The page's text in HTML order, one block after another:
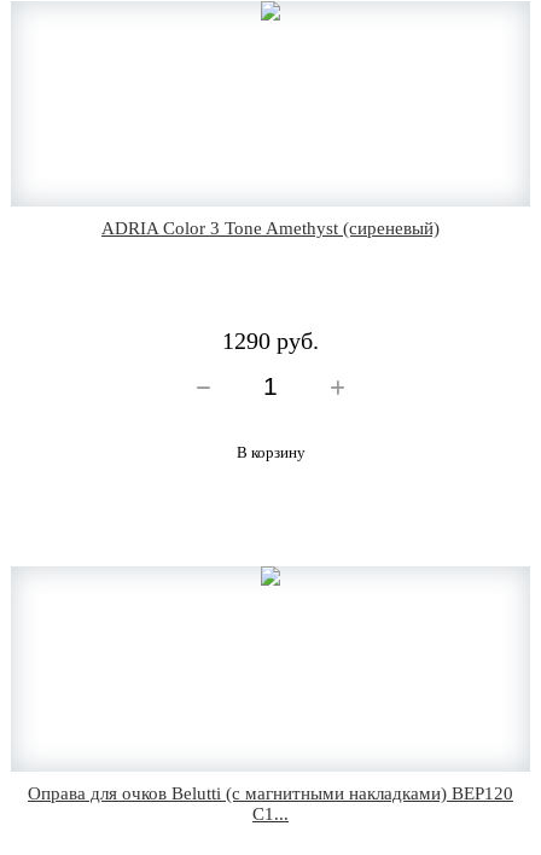
ADRIA Color 3 Tone Amethyst (сиреневый)
1290 руб.
В корзину
Оправа для очков Belutti (с магнитными накладками) BEP120
C1...